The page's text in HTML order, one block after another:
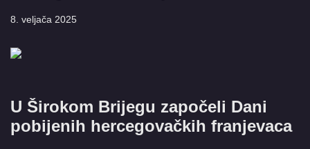
8. veljača 2025
U Širokom Brijegu započeli Dani
pobijenih hercegovačkih franjevaca